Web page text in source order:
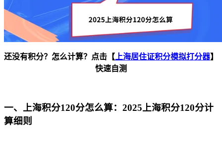
还没有积分？怎么计算？点击【 上海居住证积分模拟打分器】
快速自测
一、上海积分120分怎么算：2025上海积分120分计
算细则